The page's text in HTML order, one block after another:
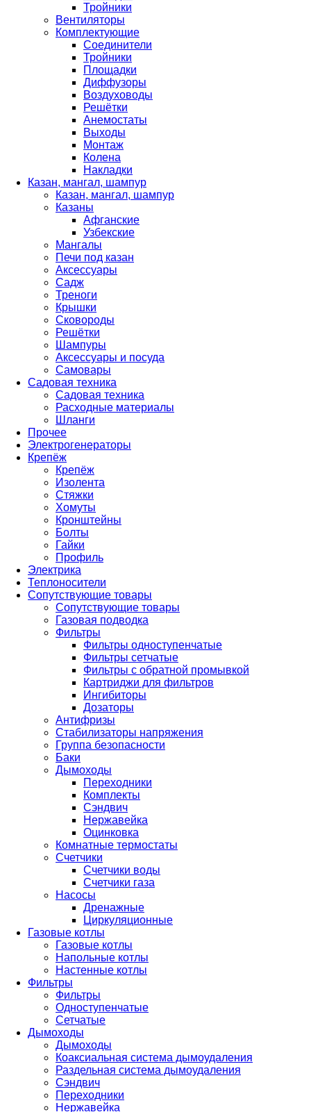
Тройники
Вентиляторы
Комплектующие
Соединители
Тройники
Площадки
Диффузоры
Воздуховоды
Решётки
Анемостаты
Выходы
Монтаж
Колена
Накладки
Казан, мангал, шампур
Казан, мангал, шампур
Казаны
Афганские
Узбекские
Мангалы
Печи под казан
Аксессуары
Садж
Треноги
Крышки
Сковороды
Решётки
Шампуры
Аксессуары и посуда
Самовары
Садовая техника
Садовая техника
Расходные материалы
Шланги
Прочее
Электрогенераторы
Крепёж
Крепёж
Изолента
Стяжки
Хомуты
Кронштейны
Болты
Гайки
Профиль
Электрика
Теплоносители
Сопутствующие товары
Сопутствующие товары
Газовая подводка
Фильтры
Фильтры одноступенчатые
Фильтры сетчатые
Фильтры с обратной промывкой
Картриджи для фильтров
Ингибиторы
Дозаторы
Антифризы
Стабилизаторы напряжения
Группа безопасности
Баки
Дымоходы
Переходники
Комплекты
Сэндвич
Нержавейка
Оцинковка
Комнатные термостаты
Счетчики
Счетчики воды
Счетчики газа
Насосы
Дренажные
Циркуляционные
Газовые котлы
Газовые котлы
Напольные котлы
Настенные котлы
Фильтры
Фильтры
Одноступенчатые
Сетчатые
Дымоходы
Дымоходы
Коаксиальная система дымоудаления
Раздельная система дымоудаления
Сэндвич
Переходники
Нержавейка